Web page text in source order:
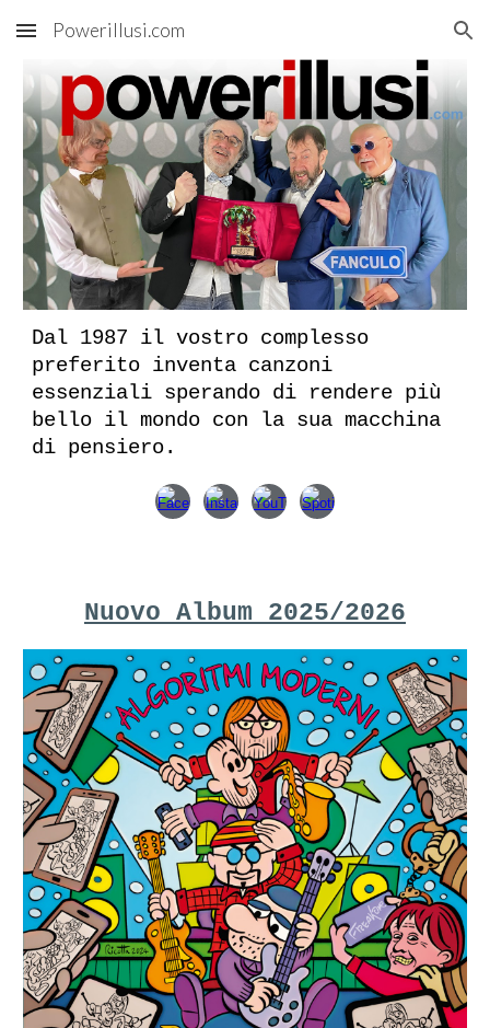
Skip to main content Skip to navigation
Powerillusi.com
Dal 1987 il vostro complesso
preferito inventa canzoni
essenziali sperando di rendere più
bello il mondo con la sua macchina
di pensiero.
Nuovo Album 2025/2026